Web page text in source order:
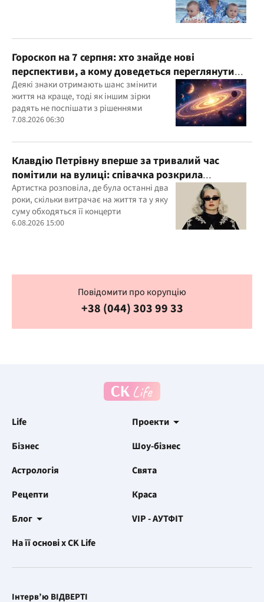
Гороскоп на 7 серпня: хто знайде нові
перспективи, а кому доведеться переглянути
свої пріоритети
Деякі знаки отримають шанс змінити
життя на краще, тоді як іншим зірки
радять не поспішати з рішеннями
7.08.2026 06:30
Клавдію Петрівну вперше за тривалий час
помітили на вулиці: співачка розкрила
подробиці свого життя
Артистка розповіла, де була останні два
роки, скільки витрачає на життя та у яку
суму обходяться її концерти
6.08.2026 15:00
Повідомити про корупцію
+38 (044) 303 99 33
Life
Проекти
Бізнес
Шоу-бізнес
Астрологія
Свята
Рецепти
Краса
Блог
VIP - АУТФІТ
На її основі x CK Life
Інтерв’ю ВІДВЕРТІ